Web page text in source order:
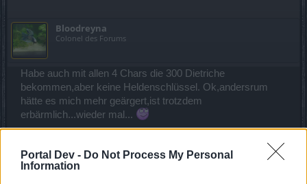
Portal Dev - Do Not Process My Personal
Information
Bloodreyna
Colonel des Forums
Habe auch mit allen 4 Chars die 300 Dietriche
bekommen,aber keine Heldenschlüssel. Ok,andersrum
hätte es mich mehr geärgert,ist trotzdem
erbärmlich...wieder mal...
Hylarbundmcdoc gefällt dies.